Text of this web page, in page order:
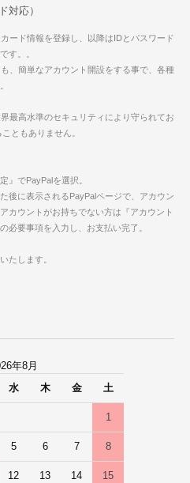
対応）
ード情報を登録し、以降はIDとパスワード
す。。
、簡単なアカウント開設をする事で、各種
最高水準のセキュリティにより守られてお
ともありません。
』でPayPalを選択。
後に表示されるPayPalページで、アカウン
カウントがお持ちでない方は『アカウント
必要事項を入力し、お支払い完了。
たします。
年8月
水 木 金 土
1
5 6 7 8
12 13 14 15